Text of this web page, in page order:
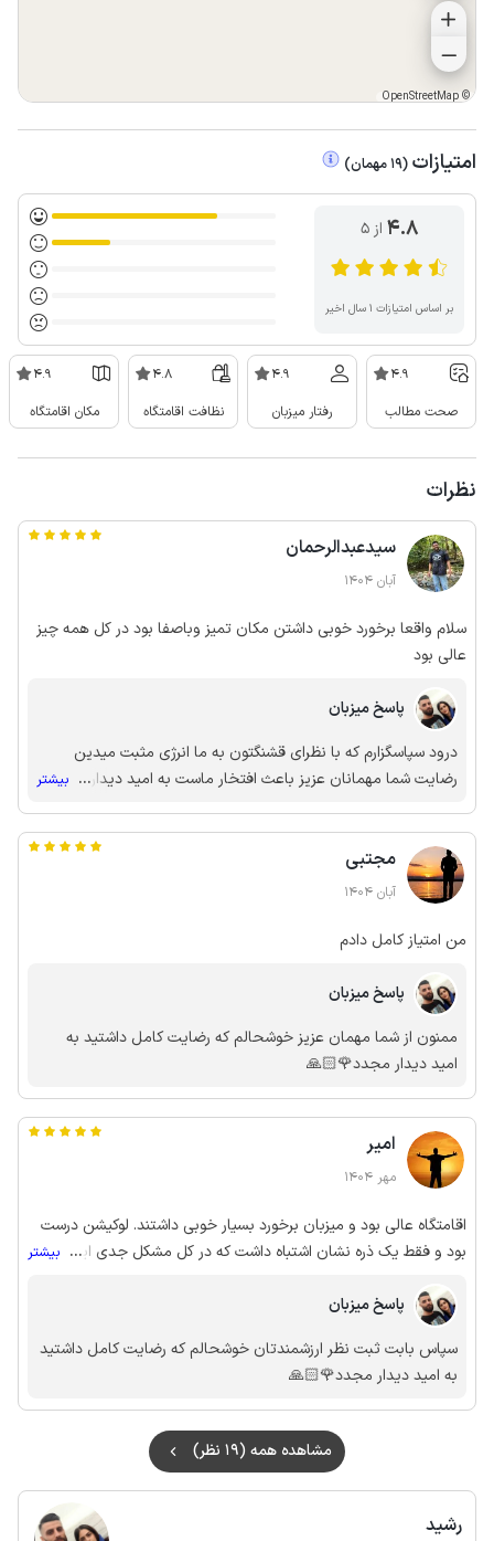
©
OpenStreetMap
امتیازات (
19 مهمان)
4.8 از ۵
بر اساس امتیازات ۱ سال اخیر
4.9
صحت مطالب
4.9
رفتار میزبان
4.8
نظافت اقامتگاه
4.9
مکان اقامتگاه
نظرات
سیدعبدالرحمان
آبان 1404
سلام واقعا برخورد خوبی داشتن مکان تمیز وباصفا بود در کل همه چیز
عالی بود
پاسخ میزبان
درود سپاسگزارم که با نظرای قشنگتون به ما انرژی مثبت میدین
رضایت شما مهمانان عزیز باعث افتخار ماست به امید دیدار مجدد
... بیشتر
مجتبی
آبان 1404
من امتیاز کامل دادم
پاسخ میزبان
ممنون از شما مهمان عزیز خوشحالم که رضایت کامل داشتید به
امید دیدار مجدد🌹🙏🏻
امیر
مهر 1404
اقامتگاه عالی بود و میزبان برخورد بسیار خوبی داشتند. لوکیشن درست
بود و فقط یک ذره نشان اشتباه داشت که در کل مشکل جدی ایجاد
... بیشتر
پاسخ میزبان
سپاس بابت ثبت نظر ارزشمندتان خوشحالم که رضایت کامل داشتید
به امید دیدار مجدد🌹🙏🏻
مشاهده همه (19 نظر)
رشید